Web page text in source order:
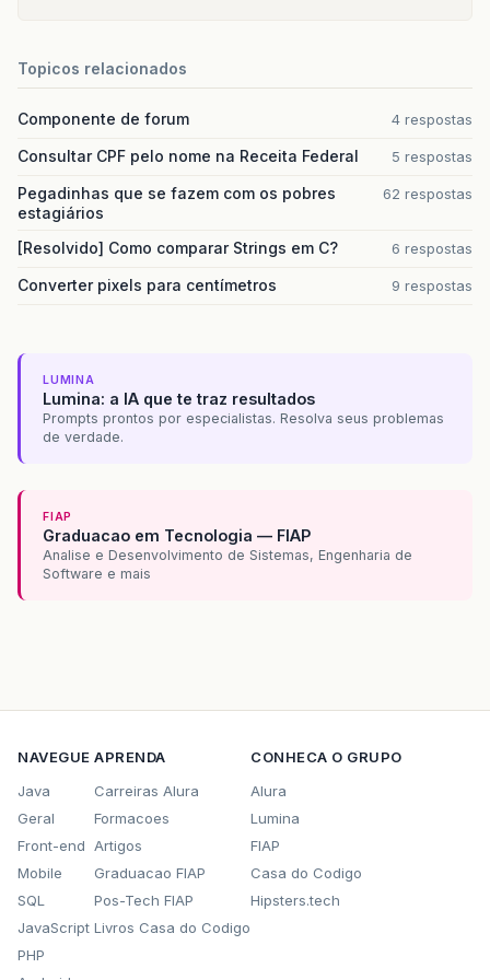
Topicos relacionados
Componente de forum 4 respostas
Consultar CPF pelo nome na Receita Federal 5 respostas
Pegadinhas que se fazem com os pobres
estagiários
62 respostas
[Resolvido] Como comparar Strings em C? 6 respostas
Converter pixels para centímetros 9 respostas
LUMINA
Lumina: a IA que te traz resultados
Prompts prontos por especialistas. Resolva seus problemas
de verdade.
FIAP
Graduacao em Tecnologia — FIAP
Analise e Desenvolvimento de Sistemas, Engenharia de
Software e mais
NAVEGUE
Java
Geral
Front-end
Mobile
SQL
JavaScript
PHP
APRENDA
Carreiras Alura
Formacoes
Artigos
Graduacao FIAP
Pos-Tech FIAP
Livros Casa do Codigo
CONHECA O GRUPO
Alura
Lumina
FIAP
Casa do Codigo
Hipsters.tech